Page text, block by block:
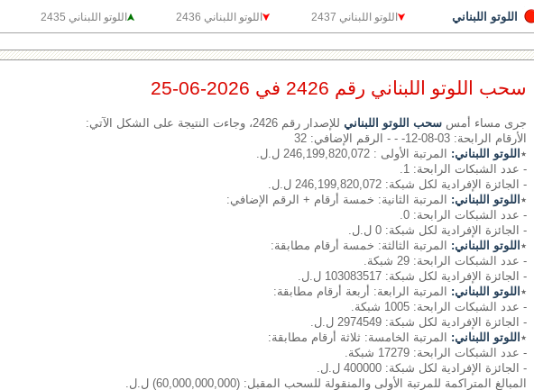
اللوتو اللبناني اللوتو اللبناني 2437 اللوتو اللبناني 2436 اللوتو اللبناني 2435
سحب اللوتو اللبناني رقم 2426 في 2026-06-25
جرى مساء أمس سحب اللوتو اللبناني للإصدار رقم 2426، وجاءت النتيجة على الشكل الآتي:
الأرقام الرابحة: 03-08-12- - - الرقم الإضافي: 32
٭ اللوتو اللبناني: المرتبة الأولى : 246,199,820,072 ل.ل.
- عدد الشبكات الرابحة: 1.
- الجائزة الإفرادية لكل شبكة: 246,199,820,072 ل.ل.
٭ اللوتو اللبناني: المرتبة الثانية: خمسة أرقام + الرقم الإضافي:
- عدد الشبكات الرابحة: 0.
- الجائزة الإفرادية لكل شبكة: 0 ل.ل.
٭ اللوتو اللبناني: المرتبة الثالثة: خمسة أرقام مطابقة:
- عدد الشبكات الرابحة: 29 شبكة.
- الجائزة الإفرادية لكل شبكة: 103083517 ل.ل.
٭ اللوتو اللبناني: المرتبة الرابعة: أربعة أرقام مطابقة:
- عدد الشبكات الرابحة: 1005 شبكة.
- الجائزة الإفرادية لكل شبكة: 2974549 ل.ل.
٭ اللوتو اللبناني: المرتبة الخامسة: ثلاثة أرقام مطابقة:
- عدد الشبكات الرابحة: 17279 شبكة.
- الجائزة الإفرادية لكل شبكة: 400000 ل.ل.
المبالغ المتراكمة للمرتبة الأولى والمنقولة للسحب المقبل: (60,000,000,000) ل.ل.